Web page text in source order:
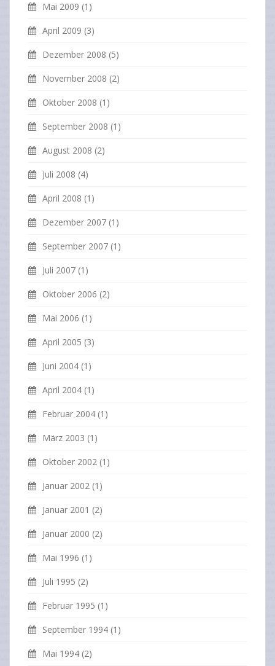
Mai 2009 (1)
April 2009 (3)
Dezember 2008 (5)
November 2008 (2)
Oktober 2008 (1)
September 2008 (1)
August 2008 (2)
Juli 2008 (4)
April 2008 (1)
Dezember 2007 (1)
September 2007 (1)
Juli 2007 (1)
Oktober 2006 (2)
Mai 2006 (1)
April 2005 (3)
Juni 2004 (1)
April 2004 (1)
Februar 2004 (1)
März 2003 (1)
Oktober 2002 (1)
Januar 2002 (1)
Januar 2001 (2)
Januar 2000 (2)
Mai 1996 (1)
Juli 1995 (2)
Februar 1995 (1)
September 1994 (1)
Mai 1994 (2)